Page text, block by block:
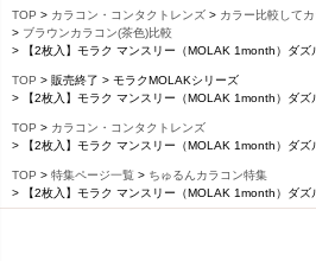
TOP カラコン・コンタクトレンズ
カラー比較して
ブラウンカラコン(茶色)比較
【2枚入】モラク マンスリー（MOLAK 1month）ダズ
TOP 販売終了
モラクMOLAKシリーズ
【2枚入】モラク マンスリー（MOLAK 1month）ダズ
TOP
カラコン・コンタクトレンズ
【2枚入】モラク マンスリー（MOLAK 1month）ダズ
TOP 特集ページ一覧
ちゅるんカラコン特集
【2枚入】モラク マンスリー（MOLAK 1month）ダズ